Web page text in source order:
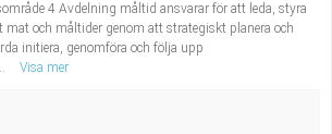
4 Avdelning måltid ansvarar för att leda, styra
mat och måltider genom att strategiskt planera och
initiera, genomföra och följa upp
Visa mer